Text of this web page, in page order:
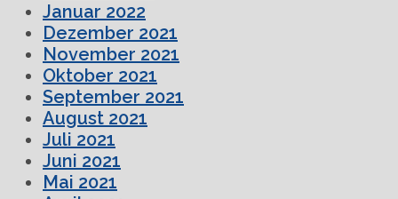
Januar 2022
Dezember 2021
November 2021
Oktober 2021
September 2021
August 2021
Juli 2021
Juni 2021
Mai 2021